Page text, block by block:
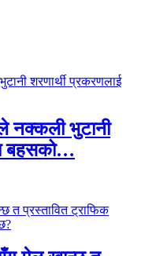
नक्कली भुटानी
बहसको…